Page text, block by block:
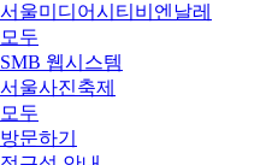
서울미디어시티비엔날레
모두
SMB 웹시스템
서울사진축제
모두
방문하기